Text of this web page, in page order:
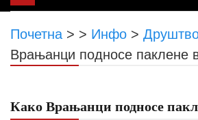
navigation
Почетна > > Инфо >
Врањанци подносе паклене
Како Врањанци подносе